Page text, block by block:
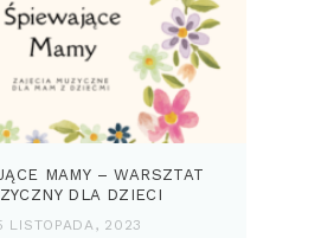
MAMY – WARSZTAT
DLA DZIECI
LISTOPADA, 2023